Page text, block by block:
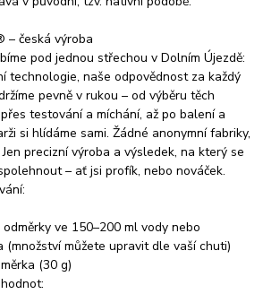
– česká výroba
pod jednou střechou v Dolním Újezdě:
technologie, naše odpovědnost za každý
pevně v rukou – od výběru těch
testování a míchání, až po balení a
si hlídáme sami. Žádné anonymní fabriky,
precizní výroba a výsledek, na který se
– ať jsi profík, nebo nováček.
ve 150–200 ml vody nebo
(množství můžete upravit dle vaší chuti)
(30 g)